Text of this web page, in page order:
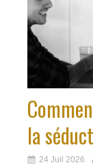
la
24 Juil 2026